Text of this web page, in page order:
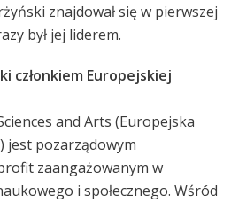
znajdował się w pierwszej
był jej liderem.
członkiem Europejskiej
and Arts (Europejska
jest pozarządowym
zaangażowanym w
i społecznego. Wśród